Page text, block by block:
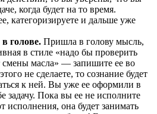
когда будет на то время.
категоризируете и дальше уже
голове. Пришла в голову мысль,
в стиле «надо бы проверить
смены масла» — запишите ее во
не сделаете, то сознание будет
к ней. Вы уже ее оформили в
задачу. Пока вы ее не исполните
исполнения, она будет занимать